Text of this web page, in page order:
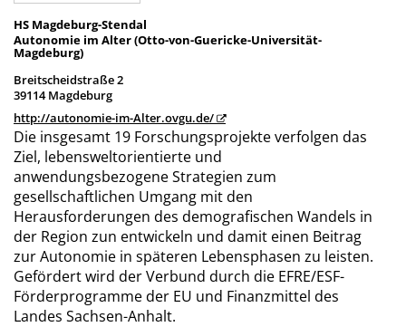
HS Magdeburg-Stendal
Autonomie im Alter (Otto-von-Guericke-Universität-
Magdeburg)
Breitscheidstraße 2
39114 Magdeburg
http://autonomie-im-Alter.ovgu.de/
Die insgesamt 19 Forschungsprojekte verfolgen das
Ziel, lebensweltorientierte und
anwendungsbezogene Strategien zum
gesellschaftlichen Umgang mit den
Herausforderungen des demografischen Wandels in
der Region zun entwickeln und damit einen Beitrag
zur Autonomie in späteren Lebensphasen zu leisten.
Gefördert wird der Verbund durch die EFRE/ESF-
Förderprogramme der EU und Finanzmittel des
Landes Sachsen-Anhalt.